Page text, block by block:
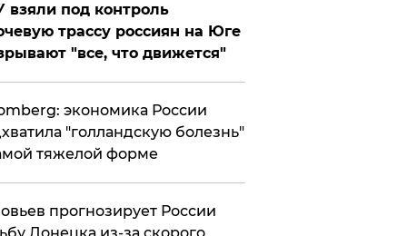
взяли под контроль
трассу россиян на Юге
"все, что движется"
экономика России
"голландскую болезнь"
тяжелой форме
прогнозирует России